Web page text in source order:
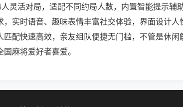
灵活对局，适配不同约局人数，内置智能提示辅
实时语音、趣味表情丰富社交体验，界面设计人
配快速高效，亲友组队便捷无门槛，不管是休闲
麻将爱好者喜爱。